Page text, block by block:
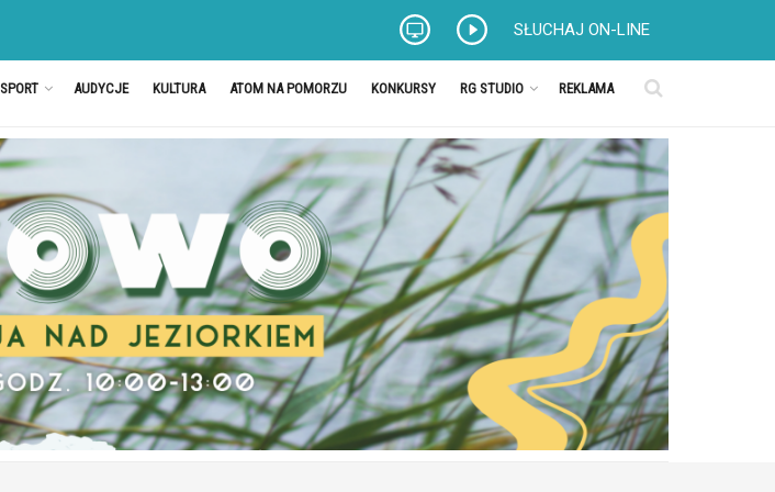
SŁUCHAJ ON-LINE
SPORT AUDYCJE KULTURA ATOM NA POMORZU KONKURSY RG STUDIO REKLAMA